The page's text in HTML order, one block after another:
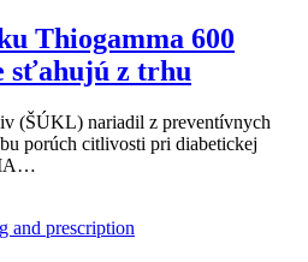
Thiogamma 600
sťahujú z trhu
(ŠÚKL) nariadil z preventívnych
porúch citlivosti pri diabetickej